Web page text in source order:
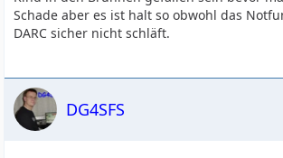
Schade aber es ist halt so obwohl das
DARC sicher nicht schläft.
DG4SFS